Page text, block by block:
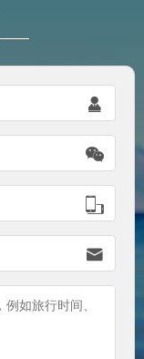



